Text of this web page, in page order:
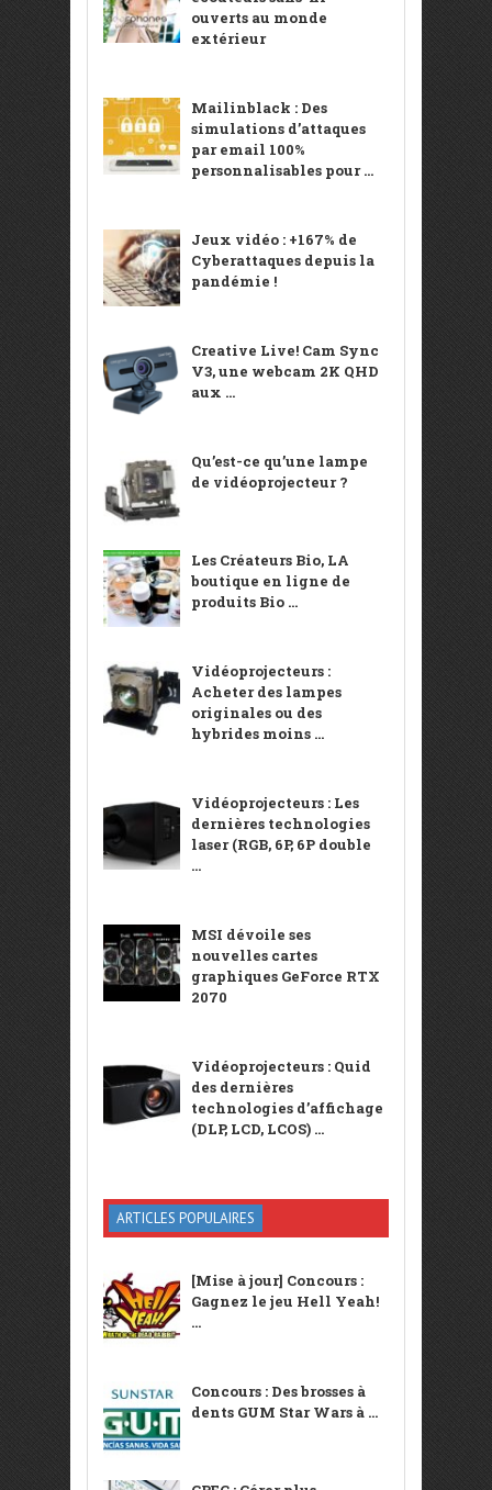
ouverts au monde
extérieur
Mailinblack : Des
simulations d’attaques
par email 100%
personnalisables pour ...
Jeux vidéo : +167% de
Cyberattaques depuis la
pandémie !
Creative Live! Cam Sync
V3, une webcam 2K QHD
aux ...
Qu’est-ce qu’une lampe
de vidéoprojecteur ?
Les Créateurs Bio, LA
boutique en ligne de
produits Bio ...
Vidéoprojecteurs :
Acheter des lampes
originales ou des
hybrides moins ...
Vidéoprojecteurs : Les
dernières technologies
laser (RGB, 6P, 6P double
...
MSI dévoile ses
nouvelles cartes
graphiques GeForce RTX
2070
Vidéoprojecteurs : Quid
des dernières
technologies d’affichage
(DLP, LCD, LCOS) ...
ARTICLES POPULAIRES
[Mise à jour] Concours :
Gagnez le jeu Hell Yeah!
...
Concours : Des brosses à
dents GUM Star Wars à ...